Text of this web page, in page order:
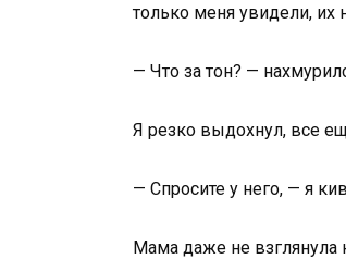
только меня увидели, их
— Что за тон? —
Я резко выдохнул, все
— Спросите у него, — я
Мама даже не взглянула